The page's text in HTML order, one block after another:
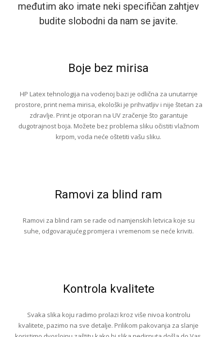
međutim ako imate neki specifičan zahtjev
budite slobodni da nam se javite.
Boje bez mirisa
HP Latex tehnologija na vodenoj bazi je odlična za unutarnje
prostore, print nema mirisa, ekološki je prihvatljiv i nije štetan za
zdravlje. Print je otporan na UV zračenje što garantuje
dugotrajnost boja. Možete bez problema sliku očistiti vlažnom
krpom, voda neće oštetiti vašu sliku.
Ramovi za blind ram
Ramovi za blind ram se rade od namjenskih letvica koje su
suhe, odgovarajućeg promjera i vremenom se neće kriviti.
Kontrola kvalitete
Svaka slika koju radimo prolazi kroz više nivoa kontrolu
kvalitete, pazimo na sve detalje. Prilikom pakovanja za slanje